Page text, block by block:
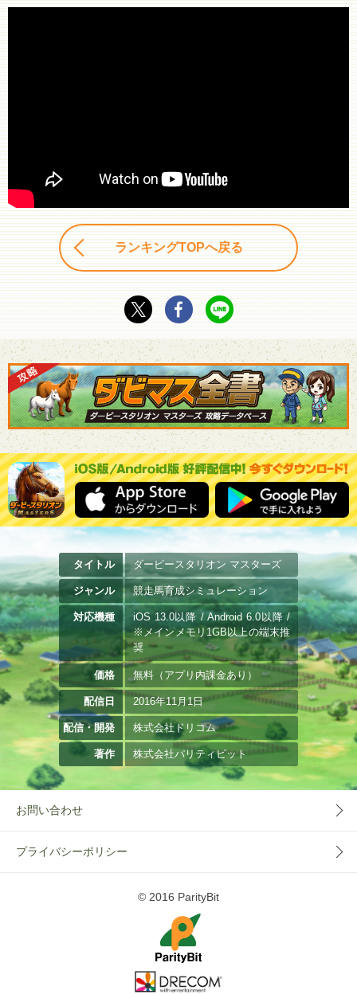
ランキングTOPへ戻る
タイトル ダービースタリオン マスターズ
ジャンル 競走馬育成シミュレーション
対応機種
iOS 13.0以降 / Android 6.0以降 /
※メインメモリ1GB以上の端末推
奨
価格 無料（アプリ内課金あり）
配信日 2016年11月1日
配信・開発 株式会社ドリコム
著作 株式会社パリティビット
お問い合わせ
プライバシーポリシー
© 2016 ParityBit